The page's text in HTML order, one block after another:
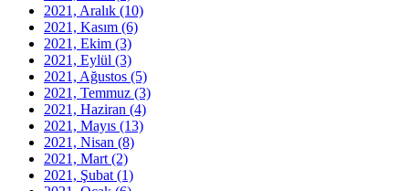
2021, Aralık (10)
2021, Kasım (6)
2021, Ekim (3)
2021, Eylül (3)
2021, Ağustos (5)
2021, Temmuz (3)
2021, Haziran (4)
2021, Mayıs (13)
2021, Nisan (8)
2021, Mart (2)
2021, Şubat (1)